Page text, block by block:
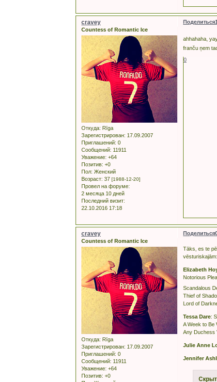
Поделиться
cravey
Countess of Romantic Ice
Откуда: Rīga
Зарегистрирован: 17.09.2007
Приглашений: 0
Сообщений: 11911
Уважение: +64
Позитив: +0
Пол: Женский
Возраст: 37 [1988-12-20]
Провел на форуме:
2 месяца 10 дней
Последний визит:
22.10.2016 17:18
ahhahaha,
franču ņem
0
Поделиться
cravey
Countess of Romantic Ice
Откуда: Rīga
Зарегистрирован: 17.09.2007
Приглашений: 0
Сообщений: 11911
Уважение: +64
Позитив: +0
Tāks, es te
Elizabeth
Notorious
Scandalous
Thief of
Lord of
Tessa Dare:
A Week to Be
Any Duchess
Julie Anne
Jennifer